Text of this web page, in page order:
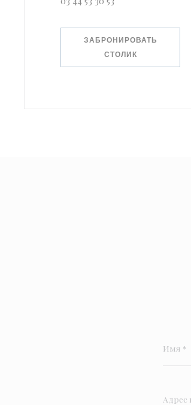
ЗАБРОНИРОВАТЬ
СТОЛИК